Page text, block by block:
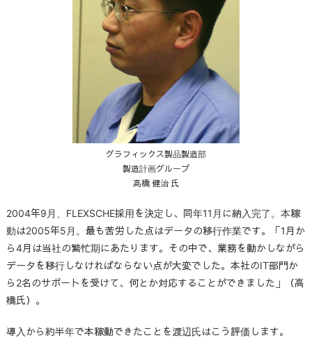
グラフィックス製品製造部
製造計画グループ
高橋 健治 氏
2004年9月、FLEXSCHE採用を決定し、同年11月に納入完了。本稼
動は2005年5月。最も苦労した点はデータの移行作業です。「1月か
ら4月は当社の繁忙期にあたります。その中で、業務を動かしながら
データを移行しなければならない点が大変でした。本社のIT部門か
ら2名のサポートを受けて、何とか対応することができました」（高
橋氏）。
導入から約半年で本稼動できたことを渡辺氏はこう評価します。